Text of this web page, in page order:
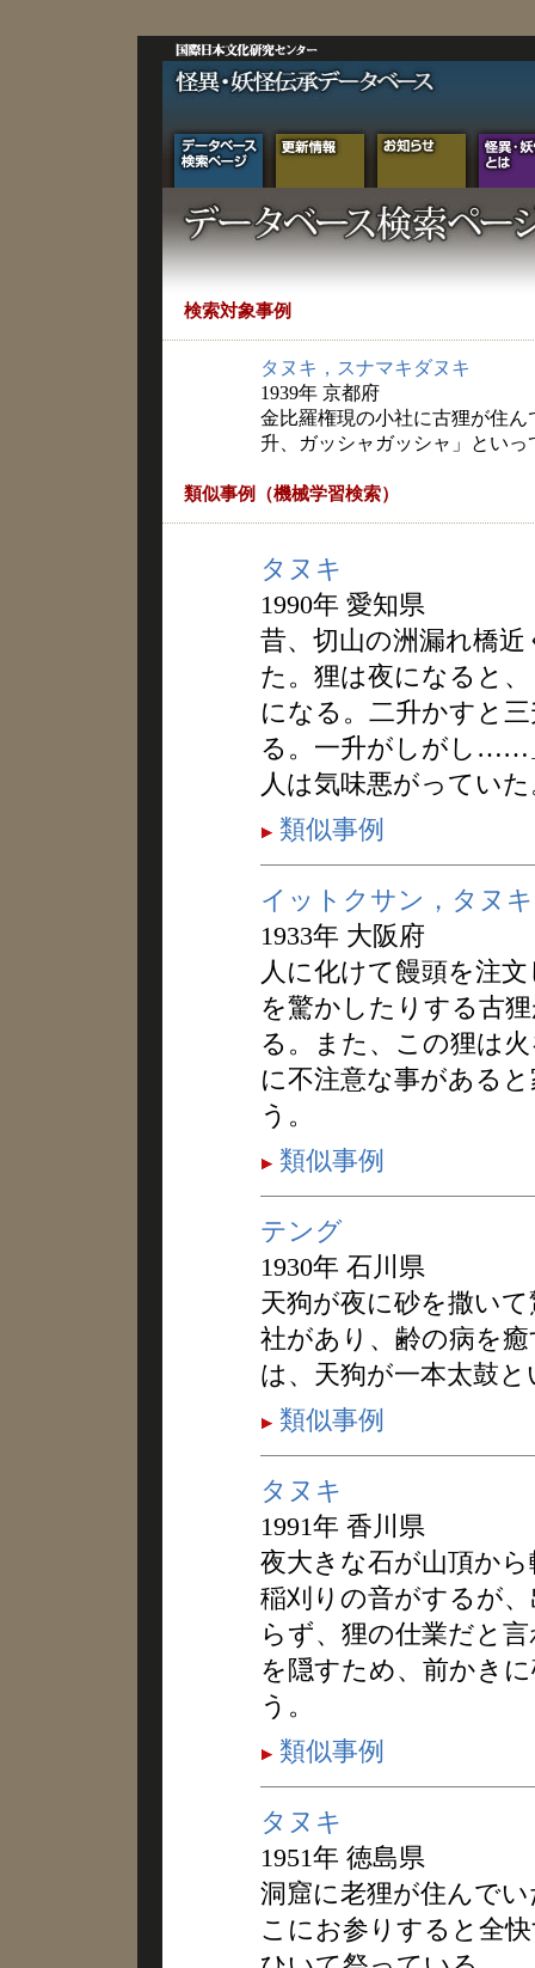
検索対象事例
タヌキ，スナマキダヌキ
1939年 京都府
金比羅権現の小社に古狸が住
升、ガッシャガッシャ」といっ
類似事例（機械学習検索）
タヌキ
1990年 愛知県
昔、切山の洲漏れ橋
た。狸は夜になると
になる。二升かすと
る。一升がしがし……
人は気味悪がってい
類似事例
イットクサン，タヌキ
1933年 大阪府
人に化けて饅頭を注
を驚かしたりする古
る。また、この狸は
に不注意な事がある
う。
類似事例
テング
1930年 石川県
天狗が夜に砂を撒い
社があり、齢の病を
は、天狗が一本太鼓
類似事例
タヌキ
1991年 香川県
夜大きな石が山頂か
稲刈りの音がするが
らず、狸の仕業だと
を隠すため、前かき
う。
類似事例
タヌキ
1951年 徳島県
洞窟に老狸が住んで
こにお参りすると全